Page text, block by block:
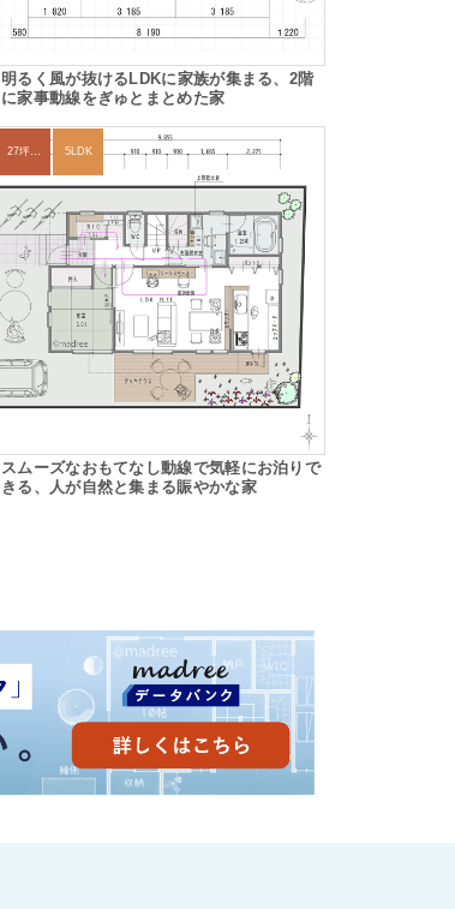
明るく風が抜けるLDKに家族が集まる、2階
に家事動線をぎゅとまとめた家
27坪〜30坪 5LDK
スムーズなおもてなし動線で気軽にお泊りで
きる、人が自然と集まる賑やかな家